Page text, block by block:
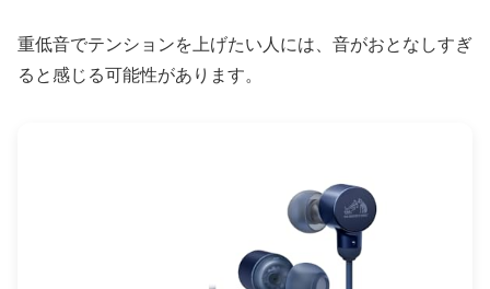
重低音でテンションを上げたい人には、音がおとなしすぎ
ると感じる可能性があります。